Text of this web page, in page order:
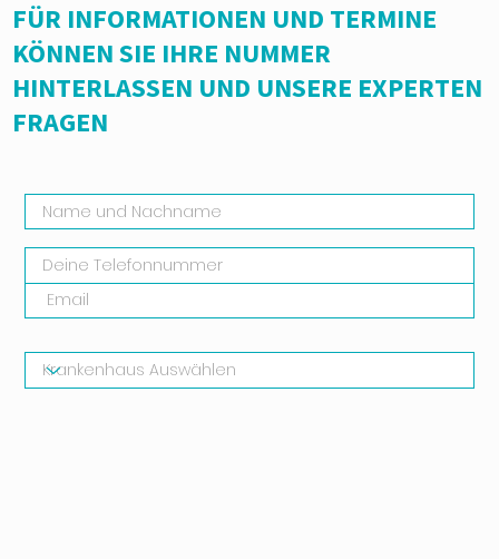
FÜR INFORMATIONEN UND TERMINE
KÖNNEN SIE IHRE NUMMER
HINTERLASSEN UND UNSERE EXPERTEN
FRAGEN